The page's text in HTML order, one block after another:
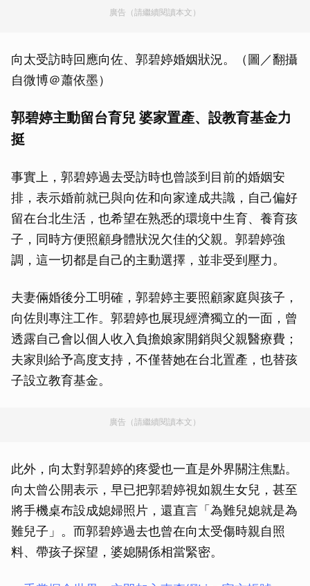
廣告（請繼續閱讀本文）
向太受訪時回應向佐、郭碧婷婚姻狀況。（圖／翻攝
自微博＠蕭依墨）
郭碧婷主動留台育兒 婆家置產、設教育基金力
挺
事實上，郭碧婷過去受訪時也曾談到目前的婚姻安
排，表示婚前就已與向佐和向家達成共識，自己偏好
留在台北生活，也希望在熟悉的環境中生育、養育孩
子，同時方便照顧身體狀況欠佳的父親。郭碧婷強
調，這一切都是自己的主動選擇，並非受到壓力。
夫妻倆婚後分工明確，郭碧婷主要照顧家庭與孩子，
向佐則專注工作。郭碧婷也展現經濟獨立的一面，曾
透露自己會以個人收入負擔娘家開銷與父親醫療費；
夫家則給予高度支持，不僅替她在台北置產，也替孩
子設立教育基金。
廣告（請繼續閱讀本文）
此外，向太對郭碧婷的疼愛也一直是外界關注焦點。
向太曾公開表示，早已把郭碧婷視如親生女兒，甚至
將手機桌布設成媳婦照片，還直言「為難兒媳就是為
難兒子」。而郭碧婷過去也曾在向太受傷時親自照
料、帶孩子探望，婆媳關係相當緊密。